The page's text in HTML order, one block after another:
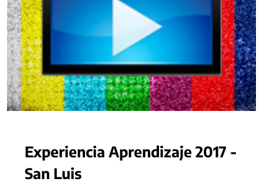
Experiencia Aprendizaje 2017 -
San Luis